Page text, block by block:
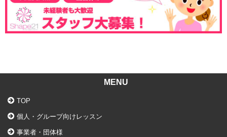
MENU
TOP
個人・グループ向けレッスン
事業者・団体様